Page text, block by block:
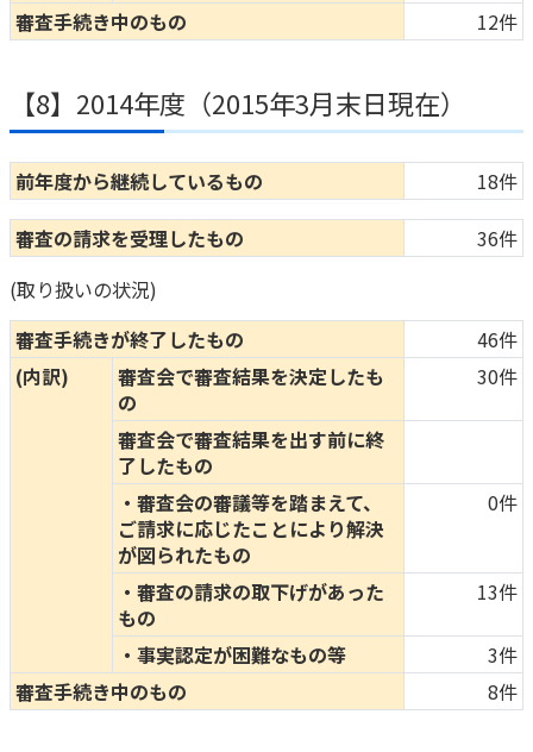
審査手続き中のもの
12件
【8】2014年度（2015年3月末日現在）
前年度から継続しているもの
18件
審査の請求を受理したもの
36件
(取り扱いの状況)
審査手続きが終了したもの
46件
(内訳)
審査会で審査結果を決定したも
の
30件
審査会で審査結果を出す前に終
了したもの
・審査会の審議等を踏まえて、
ご請求に応じたことにより解決
が図られたもの
0件
・審査の請求の取下げがあった
もの
13件
・事実認定が困難なもの等
3件
審査手続き中のもの
8件